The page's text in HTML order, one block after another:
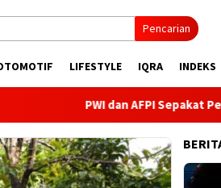
Pencarian
LIFESTYLE IQRA INDEKS
PWI dan AFPI Sepakat Perkuat